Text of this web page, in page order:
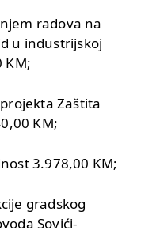
radova na
u industrijskoj
KM;
Zaštita
KM;
3.978,00 KM;
gradskog
Sovići-